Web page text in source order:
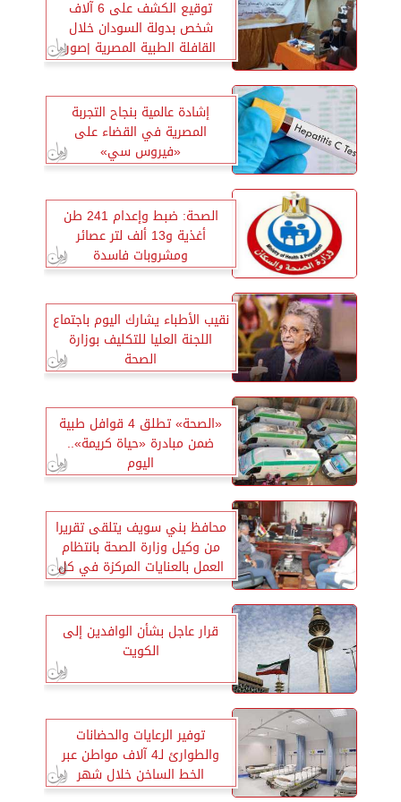
توقيع الكشف على 6 آلاف
شخص بدولة السودان خلال
القافلة الطبية المصرية |صور
إشادة عالمية بنجاح التجربة
المصرية في القضاء على
«فيروس سي»
الصحة: ضبط وإعدام 241 طن
أغذية و13 ألف لتر عصائر
ومشروبات فاسدة
نقيب الأطباء يشارك اليوم باجتماع
اللجنة العليا للتكليف بوزارة
الصحة
«الصحة» تطلق 4 قوافل طبية
ضمن مبادرة «حياة كريمة»..
اليوم
محافظ بني سويف يتلقى تقريرا
من وكيل وزارة الصحة بانتظام
العمل بالعنايات المركزة في كل
المستشفيات
قرار عاجل بشأن الوافدين إلى
الكويت
توفير الرعايات والحضانات
والطوارئ لـ4 آلاف مواطن عبر
الخط الساخن خلال شهر